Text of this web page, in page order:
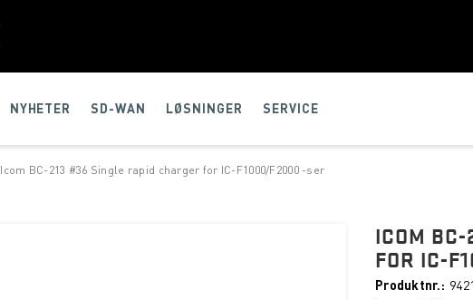
NYHETER SD-WAN LØSNINGER SERVICE
Icom BC-213 #36 Single rapid charger for IC-F1000/F2000 -ser
ICOM
FOR IC-
Produktnr.